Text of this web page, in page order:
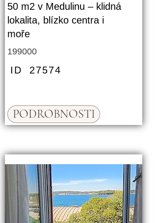
50 m2 v Medulinu – klidná
lokalita, blízko centra i
moře
199000
ID 27574
PODROBNOSTI